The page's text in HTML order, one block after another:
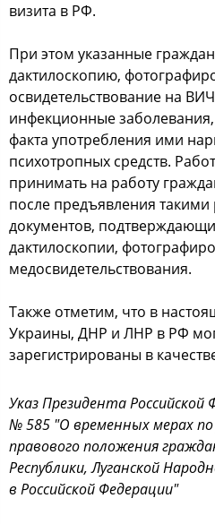
визита в РФ.
При этом указанные
дактилоскопию,
освидетельствование на
инфекционные
факта употребления ими
психотропных средств.
принимать на работу
после предъявления
документов,
дактилоскопии,
медосвидетельствования.
Также отметим, что в
Украины, ДНР и ЛНР в РФ
зарегистрированы в
Указ Президента
№ 585 "О временных мерах по
правового положения
Республики, Луганской
в Российской Федерации"